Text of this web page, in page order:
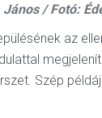
/ Fotó:
az
Szép